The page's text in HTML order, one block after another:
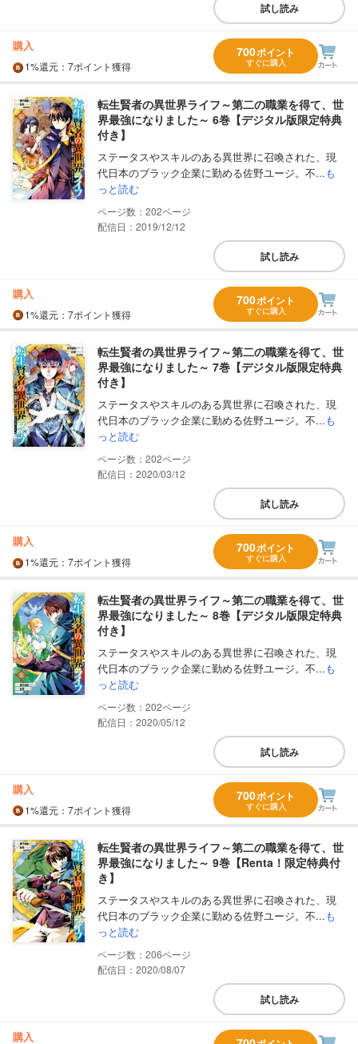
試し読み
購入
1%還元 ：7ポイント獲得
700ポイント
すぐに購入
転生賢者の異世界ライフ～第二の職業を得て、世
界最強になりました～ 6巻【デジタル版限定特典
付き】
ステータスやスキルのある異世界に召喚された、現
代日本のブラック企業に勤める佐野ユージ。不...も
っと読む
202
配信日：2019/12/12
試し読み
購入
1%還元 ：7ポイント獲得
700ポイント
すぐに購入
転生賢者の異世界ライフ～第二の職業を得て、世
界最強になりました～ 7巻【デジタル版限定特典
付き】
ステータスやスキルのある異世界に召喚された、現
代日本のブラック企業に勤める佐野ユージ。不...も
っと読む
202
配信日：2020/03/12
試し読み
購入
1%還元 ：7ポイント獲得
700ポイント
すぐに購入
転生賢者の異世界ライフ～第二の職業を得て、世
界最強になりました～ 8巻【デジタル版限定特典
付き】
ステータスやスキルのある異世界に召喚された、現
代日本のブラック企業に勤める佐野ユージ。不...も
っと読む
202
配信日：2020/05/12
試し読み
購入
1%還元 ：7ポイント獲得
700ポイント
すぐに購入
転生賢者の異世界ライフ～第二の職業を得て、世
界最強になりました～ 9巻【Renta！限定特典付
き】
ステータスやスキルのある異世界に召喚された、現
代日本のブラック企業に勤める佐野ユージ。不...も
っと読む
206
配信日：2020/08/07
試し読み
購入